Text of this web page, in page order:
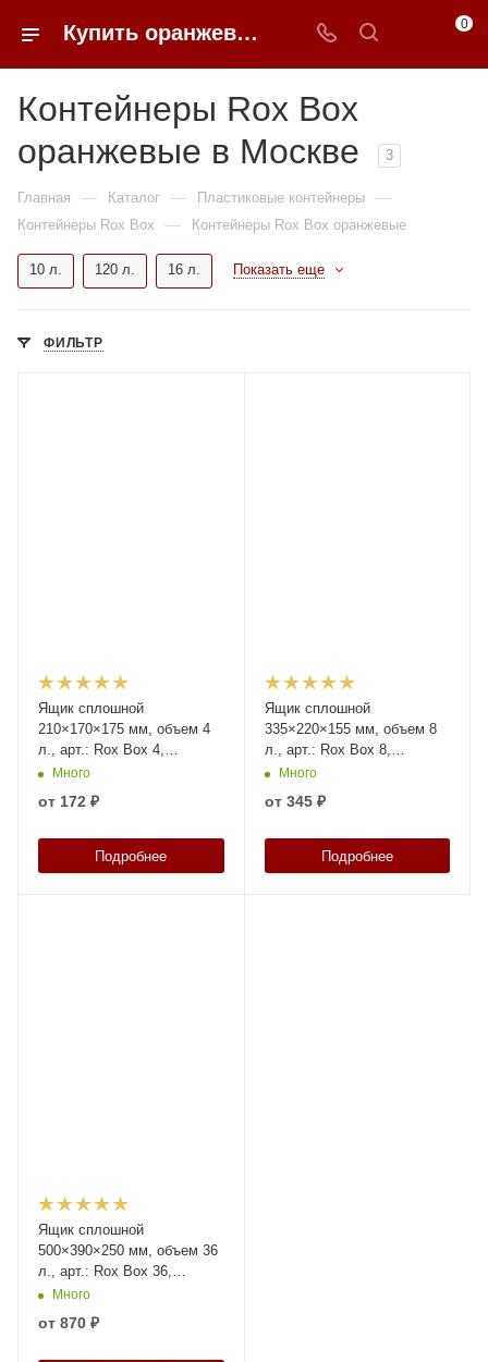
Купить оранжевые контейнеры rox box в Москве | 0FFER 0
Контейнеры Rox Box
оранжевые в Москве
3
Главная — Каталог — Пластиковые контейнеры —
Контейнеры Rox Box — Контейнеры Rox Box оранжевые
10 л. 120 л. 16 л. Показать еще
ФИЛЬТР
Ящик сплошной
210×170×175 мм, объем 4
л., арт.: Rox Box 4,
оранжевый, код: 18915
Много
от 172 ₽
Подробнее
Ящик сплошной
335×220×155 мм, объем 8
л., арт.: Rox Box 8,
оранжевый, код: 21768
Много
от 345 ₽
Подробнее
Ящик сплошной
500×390×250 мм, объем 36
л., арт.: Rox Box 36,
оранжевый, код: 19346
Много
от 870 ₽